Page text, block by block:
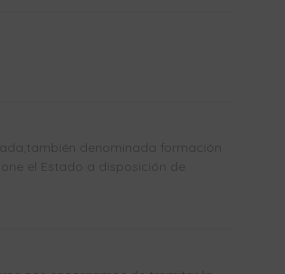
denominada formación
el Estado a disposición de